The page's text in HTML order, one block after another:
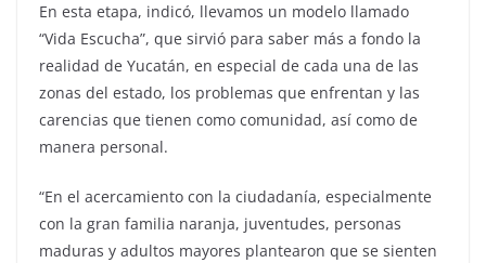
En esta etapa, indicó, llevamos un modelo llamado
“Vida Escucha”, que sirvió para saber más a fondo la
realidad de Yucatán, en especial de cada una de las
zonas del estado, los problemas que enfrentan y las
carencias que tienen como comunidad, así como de
manera personal.
“En el acercamiento con la ciudadanía, especialmente
con la gran familia naranja, juventudes, personas
maduras y adultos mayores plantearon que se sienten